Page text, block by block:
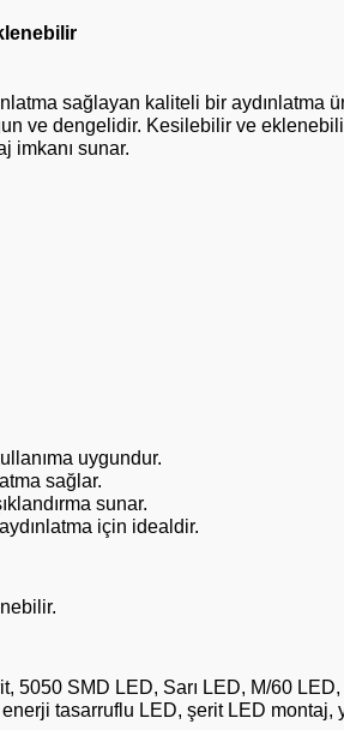
sağlayan kaliteli bir aydınlatma
ve dengelidir. Kesilebilir ve
imkanı sunar.
uygundur.
sağlar.
sunar.
için idealdir.
5050 SMD LED, Sarı LED, M/60
enerji tasarruflu LED, şerit LED